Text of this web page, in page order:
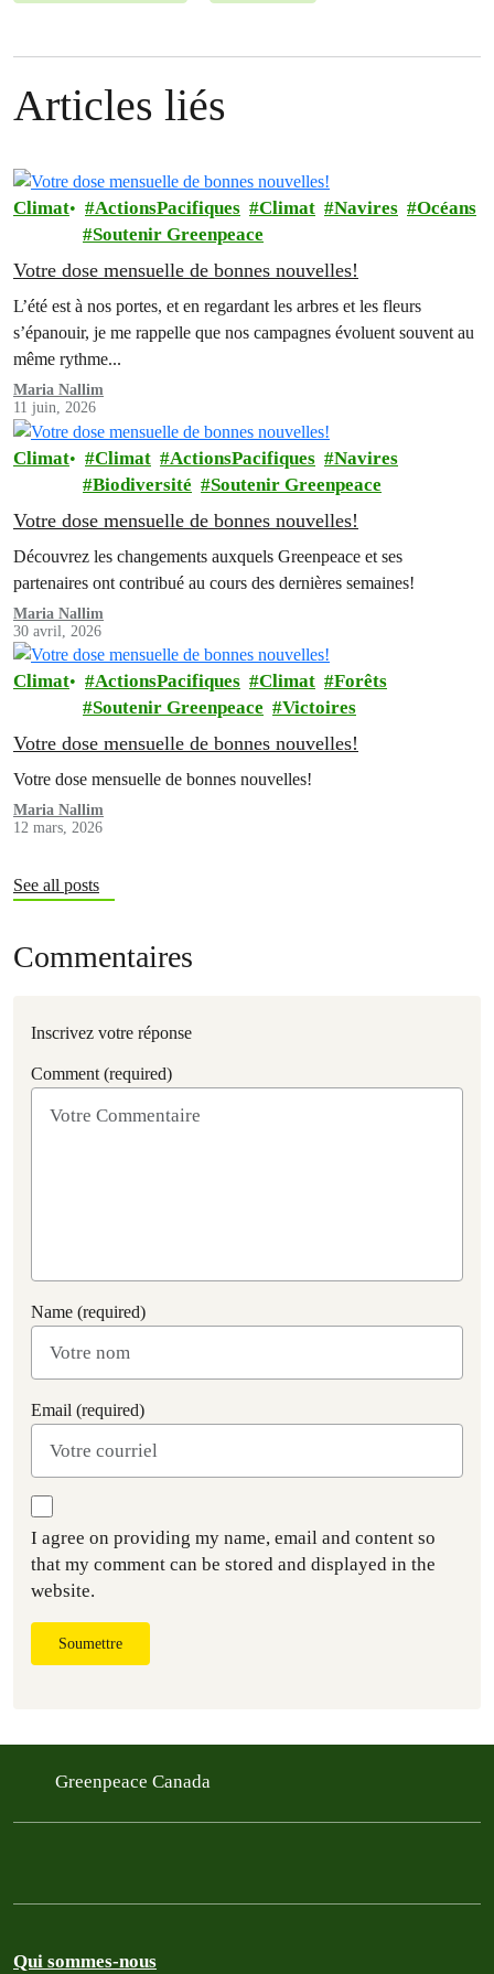
Articles liés
Climat ActionsPacifiques Climat Navires
Océans
Soutenir Greenpeace
Votre dose mensuelle de bonnes nouvelles!
L’été est à nos portes, et en regardant les arbres et les fleurs
s’épanouir, je me rappelle que nos campagnes évoluent souvent au
même rythme...
Maria Nallim
11 juin, 2026
Climat Climat ActionsPacifiques
Navires
Biodiversité
Soutenir Greenpeace
Votre dose mensuelle de bonnes nouvelles!
Découvrez les changements auxquels Greenpeace et ses
partenaires ont contribué au cours des dernières semaines!
Maria Nallim
30 avril, 2026
Climat ActionsPacifiques Climat
Forêts
Soutenir Greenpeace
Victoires
Votre dose mensuelle de bonnes nouvelles!
Votre dose mensuelle de bonnes nouvelles!
Maria Nallim
12 mars, 2026
See all posts
Commentaires
Inscrivez votre réponse
Comment (required)
Name (required)
Email (required)
I agree on providing my name, email and content so
that my comment can be stored and displayed in the
website.
Soumettre
Greenpeace Canada
Qui sommes-nous